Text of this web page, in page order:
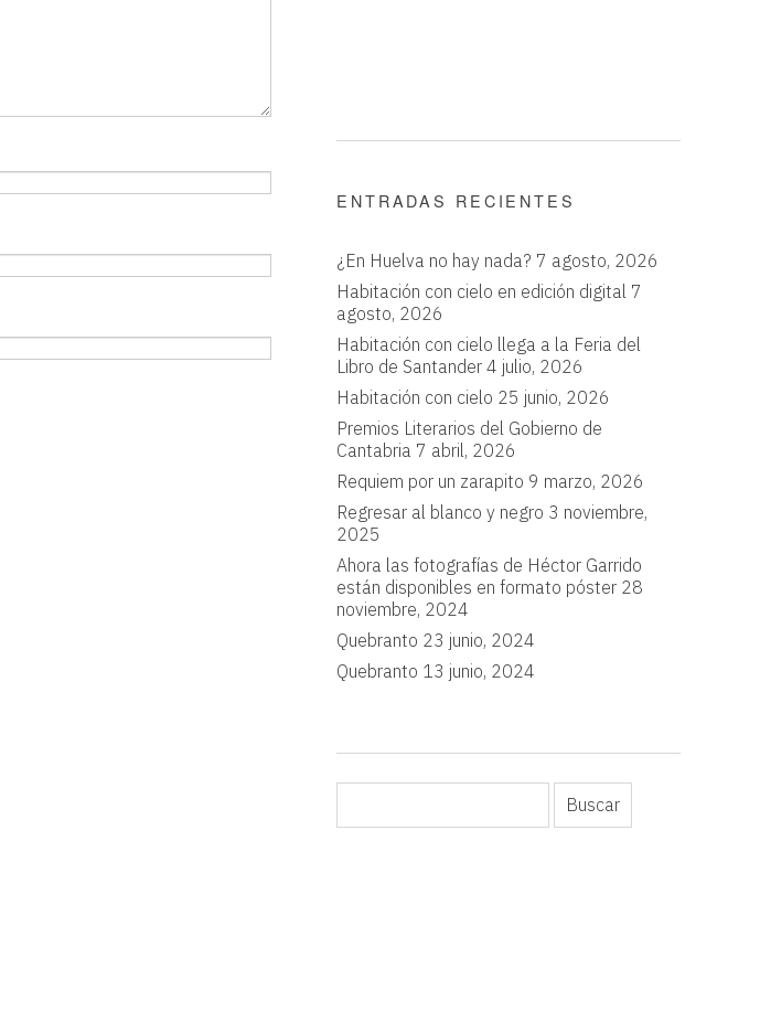
ENTRADAS RECIENTES
¿En Huelva no hay nada? 7 agosto, 2026
Habitación con cielo en edición digital 7
agosto, 2026
Habitación con cielo llega a la Feria del
Libro de Santander 4 julio, 2026
Habitación con cielo 25 junio, 2026
Premios Literarios del Gobierno de
Cantabria 7 abril, 2026
Requiem por un zarapito 9 marzo, 2026
Regresar al blanco y negro 3 noviembre,
2025
Ahora las fotografías de Héctor Garrido
están disponibles en formato póster 28
noviembre, 2024
Quebranto 23 junio, 2024
Quebranto 13 junio, 2024